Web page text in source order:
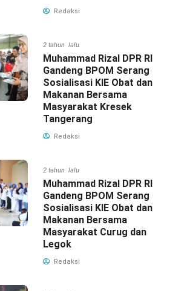
Redaksi
2 tahun lalu
Muhammad Rizal DPR RI
Gandeng BPOM Serang
Sosialisasi KIE Obat dan
Makanan Bersama
Masyarakat Kresek
Tangerang
Redaksi
2 tahun lalu
Muhammad Rizal DPR RI
Gandeng BPOM Serang
Sosialisasi KIE Obat dan
Makanan Bersama
Masyarakat Curug dan
Legok
Redaksi